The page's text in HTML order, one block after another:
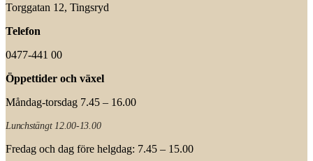
Torggatan 12, Tingsryd
Telefon
0477-441 00
Öppettider och växel
Måndag-torsdag 7.45 – 16.00
Lunchstängt 12.00-13.00
Fredag och dag före helgdag: 7.45 – 15.00